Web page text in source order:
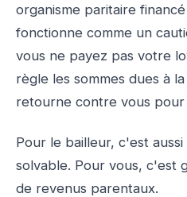
organisme paritaire
fonctionne comme un
vous ne payez pas votre
règle les sommes dues à
retourne contre vous
Pour le bailleur, c'est
solvable. Pour vous, c'est
de revenus parentaux.